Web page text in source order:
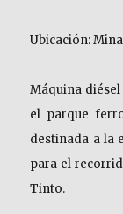
Ubicación:
Máquina
el parque
destinada a la
para el
Tinto.